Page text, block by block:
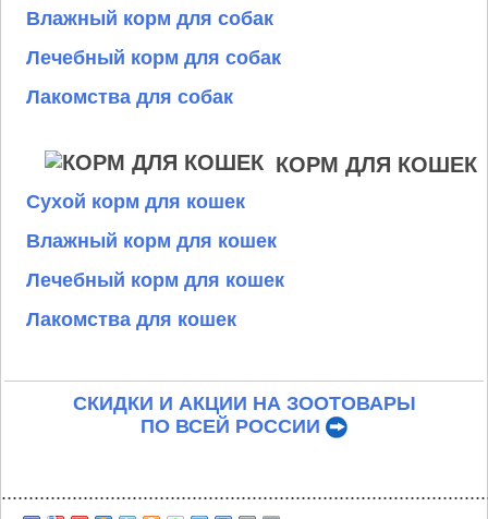
Влажный корм для собак
Лечебный корм для собак
Лакомства для собак
КОРМ ДЛЯ КОШЕК
Сухой корм для кошек
Влажный корм для кошек
Лечебный корм для кошек
Лакомства для кошек
СКИДКИ И АКЦИИ НА ЗООТОВАРЫ
ПО ВСЕЙ РОССИИ